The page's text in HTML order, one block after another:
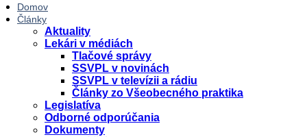
Domov
Články
Aktuality
Lekári v médiách
Tlačové správy
SSVPL v novinách
SSVPL v televízii a rádiu
Články zo Všeobecného praktika
Legislatíva
Odborné odporúčania
Dokumenty